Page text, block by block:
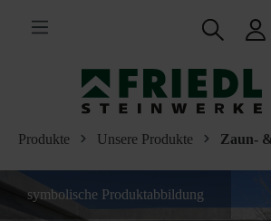
springen
Produkte Unsere Produkte Zaun-
symbolische Produktabbildung